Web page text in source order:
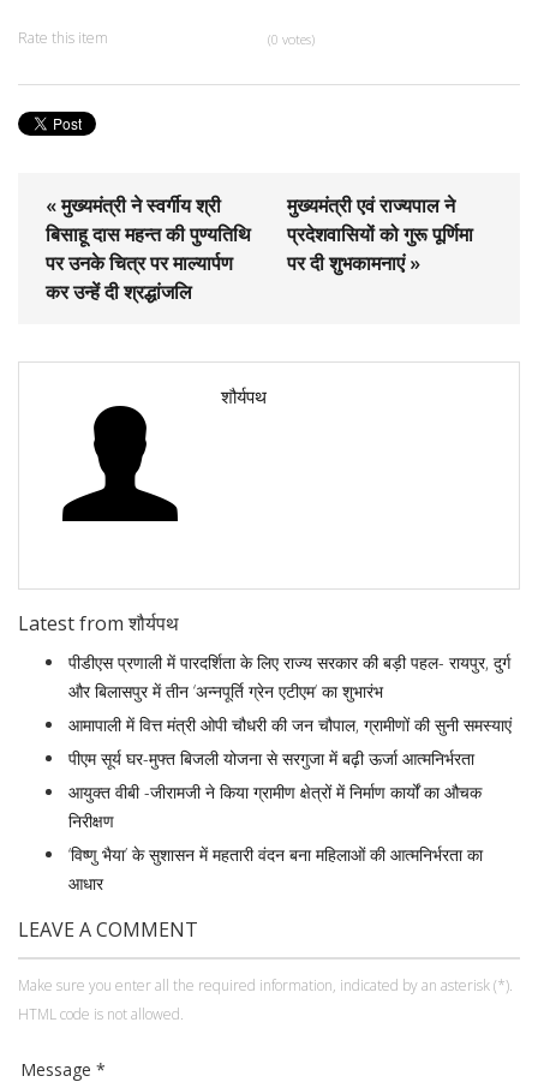
Rate this item (0 votes)
« मुख्यमंत्री ने स्वर्गीय श्री
बिसाहू दास महन्त की पुण्यतिथि
पर उनके चित्र पर माल्यार्पण
कर उन्हें दी श्रद्धांजलि
मुख्यमंत्री एवं राज्यपाल ने
प्रदेशवासियों को गुरू पूर्णिमा
पर दी शुभकामनाएं »
शौर्यपथ
Latest from शौर्यपथ
पीडीएस प्रणाली में पारदर्शिता के लिए राज्य सरकार की बड़ी पहल- रायपुर, दुर्ग
और बिलासपुर में तीन ‘अन्नपूर्ति ग्रेन एटीएम‘ का शुभारंभ
आमापाली में वित्त मंत्री ओपी चौधरी की जन चौपाल, ग्रामीणों की सुनी समस्याएं
पीएम सूर्य घर-मुफ्त बिजली योजना से सरगुजा में बढ़ी ऊर्जा आत्मनिर्भरता
आयुक्त वीबी -जीरामजी ने किया ग्रामीण क्षेत्रों में निर्माण कार्यों का औचक
निरीक्षण
‘विष्णु भैया’ के सुशासन में महतारी वंदन बना महिलाओं की आत्मनिर्भरता का
आधार
LEAVE A COMMENT
Make sure you enter all the required information, indicated by an asterisk (*).
HTML code is not allowed.
Message *